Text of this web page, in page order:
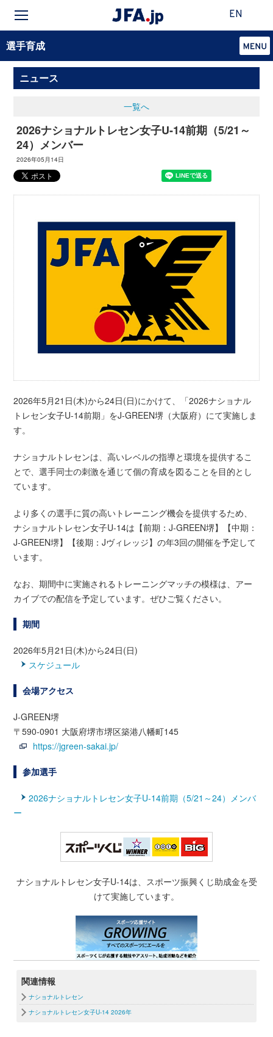
EN
選手育成
ニュース
一覧へ
2026ナショナルトレセン女子U-14前期（5/21～
24）メンバー
2026年05月14日
2026年5月21日(木)から24日(日)にかけて、「2026ナショナル
トレセン女子U-14前期」をJ-GREEN堺（大阪府）にて実施しま
す。
ナショナルトレセンは、高いレベルの指導と環境を提供するこ
とで、選手同士の刺激を通じて個の育成を図ることを目的とし
ています。
より多くの選手に質の高いトレーニング機会を提供するため、
ナショナルトレセン女子U-14は【前期：J-GREEN堺】【中期：
J-GREEN堺】【後期：Jヴィレッジ】の年3回の開催を予定して
います。
なお、期間中に実施されるトレーニングマッチの模様は、アー
カイブでの配信を予定しています。ぜひご覧ください。
期間
2026年5月21日(木)から24日(日)
スケジュール
会場アクセス
J-GREEN堺
〒590-0901 大阪府堺市堺区築港八幡町145
https://jgreen-sakai.jp/
参加選手
2026ナショナルトレセン女子U-14前期（5/21～24）メンバ
ー
ナショナルトレセン女子U-14は、スポーツ振興くじ助成金を受
けて実施しています。
関連情報
ナショナルトレセン
ナショナルトレセン女子U-14 2026年